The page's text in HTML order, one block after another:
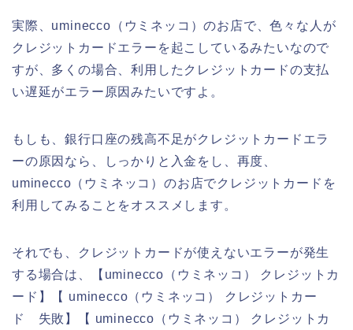
実際、uminecco（ウミネッコ）のお店で、色々な人が
クレジットカードエラーを起こしているみたいなので
すが、多くの場合、利用したクレジットカードの支払
い遅延がエラー原因みたいですよ。
もしも、銀行口座の残高不足がクレジットカードエラ
ーの原因なら、しっかりと入金をし、再度、
uminecco（ウミネッコ）のお店でクレジットカードを
利用してみることをオススメします。
それでも、クレジットカードが使えないエラーが発生
する場合は、【uminecco（ウミネッコ） クレジットカ
ード】【 uminecco（ウミネッコ） クレジットカー
ド 失敗】【 uminecco（ウミネッコ） クレジットカ